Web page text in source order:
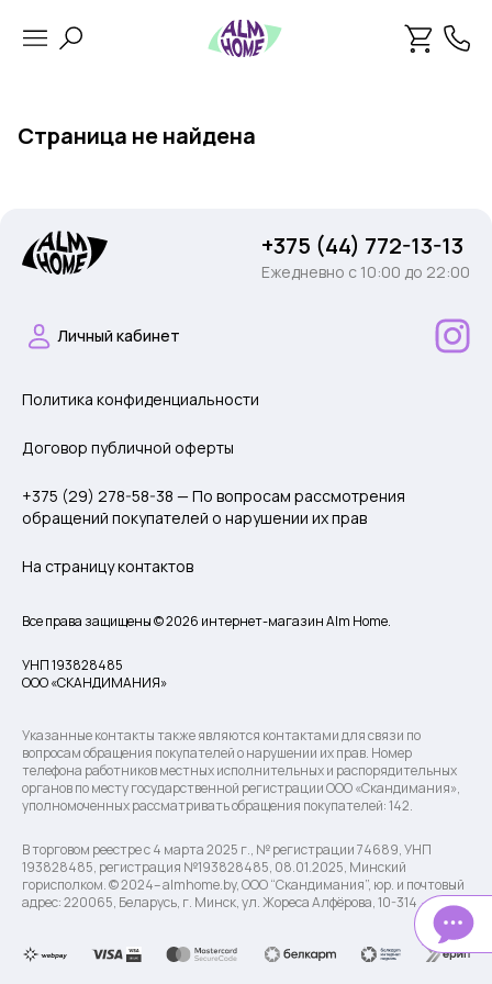
Страница не найдена
+375 (44) 772-13-13
Ежедневно c 10:00 до 22:00
Личный кабинет
Политика конфиденциальности
Договор публичной оферты
+375 (29) 278-58-38 — По вопросам рассмотрения
обращений покупателей о нарушении их прав
На страницу контактов
Все права защищены © 2026 интернет-магазин Alm Home.
УНП 193828485
ООО «СКАНДИМАНИЯ»
Указанные контакты также являются контактами для связи по
вопросам обращения покупателей о нарушении их прав. Номер
телефона работников местных исполнительных и распорядительных
органов по месту государственной регистрации ООО «Скандимания»,
уполномоченных рассматривать обращения покупателей: 142.
В торговом реестре с 4 марта 2025 г., № регистрации 74689, УНП
193828485, регистрация №193828485, 08.01.2025, Минский
горисполком. © 2024– almhome.by, ООО “Скандимания”, юр. и почтовый
адрес: 220065, Беларусь, г. Минск, ул. Жореса Алфёрова, 10-314